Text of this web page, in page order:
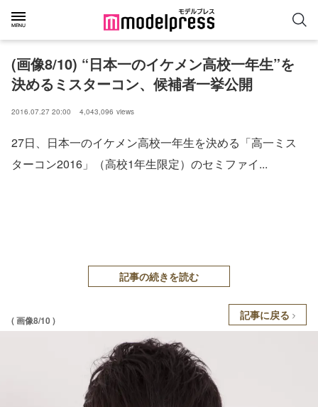
(画像8/10) “日本一のイケメン高校一年生”を
決めるミスターコン、候補者一挙公開
2016.07.27 20:00 4,043,096 views
27日、日本一のイケメン高校一年生を決める「高一ミス
ターコン2016」（高校1年生限定）のセミファイ...
記事の続きを読む
( 画像8/10 ) 記事に戻る